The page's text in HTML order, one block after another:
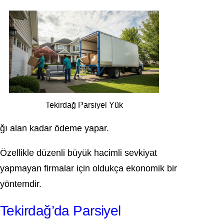
Tekirdağ Parsiyel Yük
ğı alan kadar ödeme yapar.
Özellikle düzenli büyük hacimli sevkiyat
yapmayan firmalar için oldukça ekonomik bir
yöntemdir.
Tekirdağ’da Parsiyel